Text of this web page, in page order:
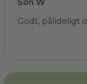
Son W
Godt, pålideligt